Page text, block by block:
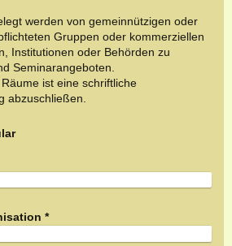
werden von gemeinnützigen oder
Gruppen oder kommerziellen
Institutionen oder Behörden zu
Seminarangeboten.
ist eine schriftliche
abzuschließen.
*